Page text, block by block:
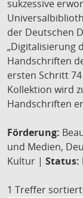
sukzessive
der Deutschen
„Digitalisierung
Handschriften
ersten Schritt
Kollektion wird
Handschriften
Förderung:
und Medien,
Kultur | Status:
1 Treffer